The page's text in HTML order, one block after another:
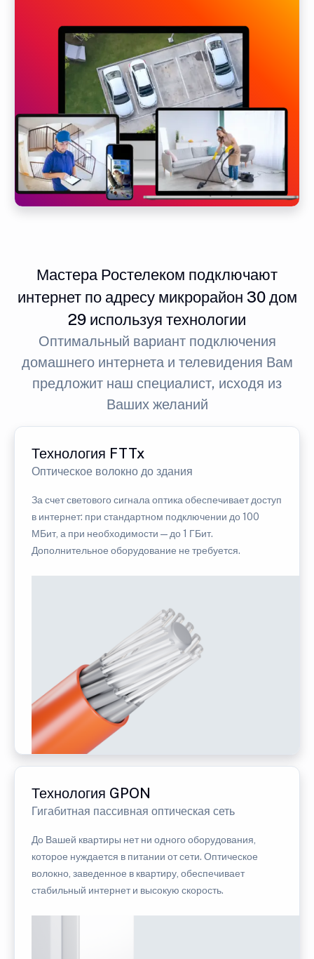
Мастера Ростелеком подключают
интернет по адресу микрорайон 30 дом
29 используя технологии
Оптимальный вариант подключения
домашнего интернета и телевидения Вам
предложит наш специалист, исходя из
Ваших желаний
Технология FTTx
Оптическое волокно до здания
За счет светового сигнала оптика обеспечивает доступ
в интернет: при стандартном подключении до 100
МБит, а при необходимости — до 1 ГБит.
Дополнительное оборудование не требуется.
Технология GPON
Гигабитная пассивная оптическая сеть
До Вашей квартиры нет ни одного оборудования,
которое нуждается в питании от сети. Оптическое
волокно, заведенное в квартиру, обеспечивает
стабильный интернет и высокую скорость.